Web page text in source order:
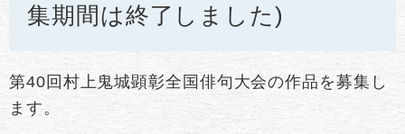
集期間は終了しました)
第40回村上鬼城顕彰全国俳句大会の作品を募集し
ます。